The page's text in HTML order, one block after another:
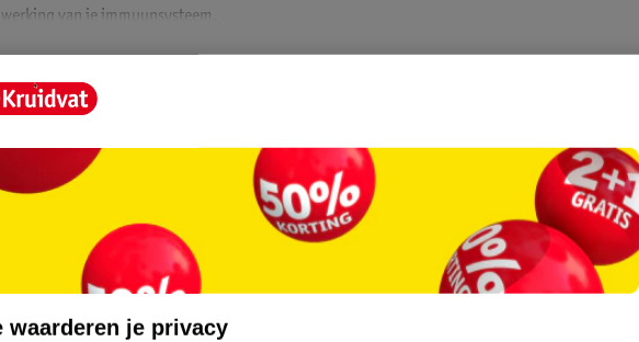
van je immuunsysteem.
zijn belangrijk. Voedingssuplementen zijn geen
en buiten bereik van kinderen houden.
veel kleine stapjes. Ook onze Kruidvat Merk
wanden van de potjes van onze Kruidvat
werden. We besparen hierdoor 46.000 kg
wereld!
Groen (+) = lage impact op het milieu.
waarderen je privacy